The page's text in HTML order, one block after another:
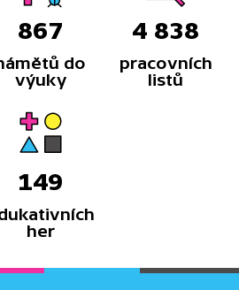
867
do
výuky
4 838
pracovních
listů
149
her